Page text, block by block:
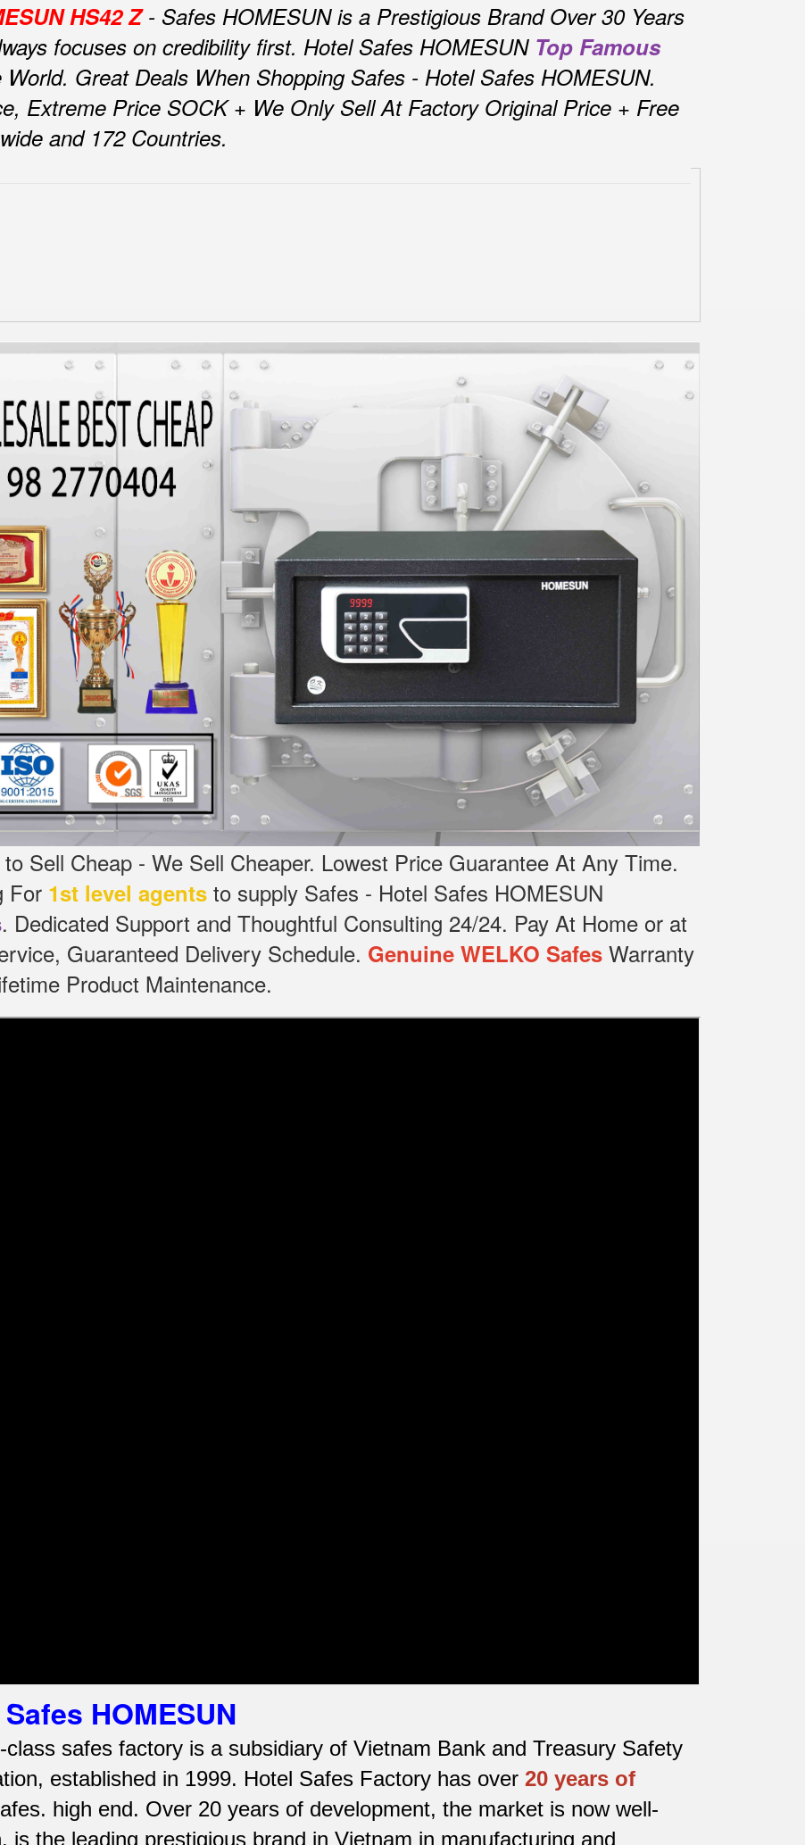
HS42 Z- Safes HOMESUN is a Prestigious Brand Over 30 Years
focuses on credibility first. Hotel Safes HOMESUN Top Famous
Great Deals When Shopping Safes - Hotel Safes HOMESUN.
Extreme Price SOCK + We Only Sell At Factory Original Price + Free
and 172 Countries.
Sell Cheap - We Sell Cheaper. Lowest Price Guarantee At Any Time.
For 1st level agents to supply Safes - Hotel Safes HOMESUN
. Dedicated Support and Thoughtful Consulting 24/24. Pay At Home or at
Guaranteed Delivery Schedule. Genuine WELKO Safes Warranty
Product Maintenance.
HOMESUN
class safes factory is a subsidiary of Vietnam Bank and Treasury Safety
established in 1999. Hotel Safes Factory has over 20 years of
high end. Over 20 years of development, the market is now well-
is the leading prestigious brand in Vietnam in manufacturing and